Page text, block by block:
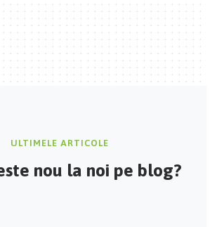
ULTIMELE ARTICOLE
nou la noi pe blog?